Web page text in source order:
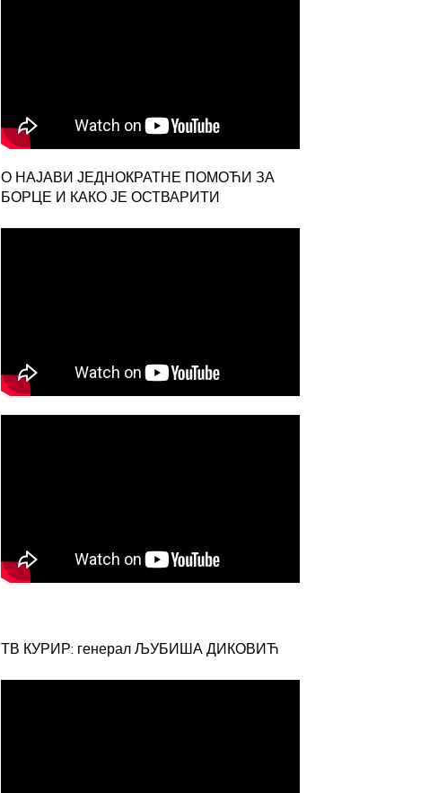
О НАЈАВИ ЈЕДНОКРАТНЕ ПОМОЋИ ЗА
БОРЦЕ И КАКО ЈЕ ОСТВАРИТИ
ТВ КУРИР: генерал ЉУБИША ДИКОВИЋ